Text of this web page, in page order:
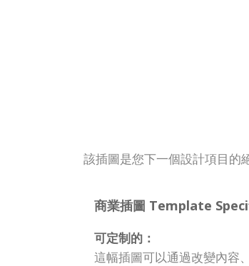
該插圖是您下一個設計項目的
商業插圖 Template
可定制的：
這幅插圖可以通過改變內容